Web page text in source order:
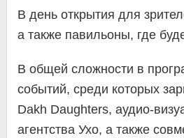
В день открытия для
а также павильоны, где
В общей сложности в
событий, среди которых
Dakh Daughters, аудио-
агентства Ухо, а также